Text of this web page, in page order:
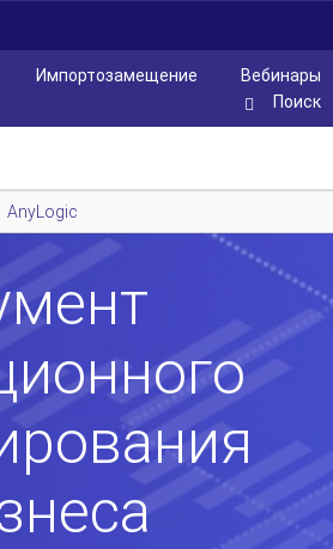
Вебинары
Импортозамещение
Поиск
AnyLogic